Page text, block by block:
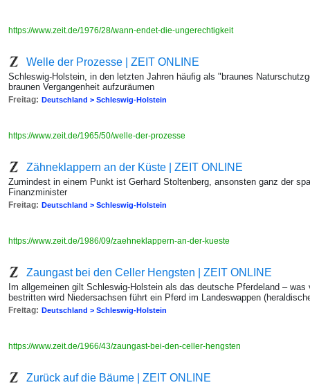
https://www.zeit.de/1976/28/wann-endet-die-ungerechtigkeit
Welle der Prozesse | ZEIT ONLINE
Schleswig-Holstein, in den letzten Jahren häufig als "braunes
braunen Vergangenheit aufzuräumen
Freitag: Deutschland > Schleswig-Holstein
https://www.zeit.de/1965/50/welle-der-prozesse
Zähneklappern an der Küste | ZEIT ONLINE
Zumindest in einem Punkt ist Gerhard Stoltenberg, ansonsten ganz der
Finanzminister
Freitag: Deutschland > Schleswig-Holstein
https://www.zeit.de/1986/09/zaehneklappern-an-der-kueste
Zaungast bei den Celler Hengsten | ZEIT ONLINE
Im allgemeinen gilt Schleswig-Holstein als das deutsche Pferdeland –
bestritten wird Niedersachsen führt ein Pferd im Landeswappen
Freitag: Deutschland > Schleswig-Holstein
https://www.zeit.de/1966/43/zaungast-bei-den-celler-hengsten
Zurück auf die Bäume | ZEIT ONLINE